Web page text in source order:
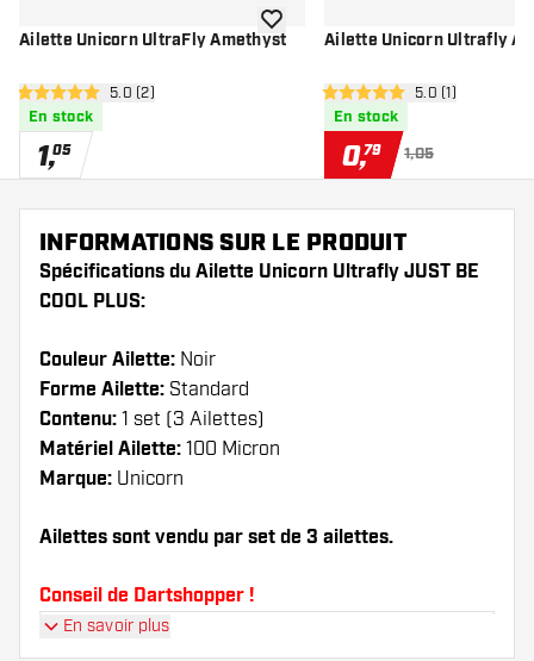
Ailette Unicorn UltraFly Amethyst
ouvrir le panneau des avis
5 étoiles de notation
5.0 (2)
En stock
1,05
ajouter à la liste de souhaits
Ailette Unicorn Ultrafly
ouvrir le
5 étoiles de notation
5.0 (1)
En stock
0,79 1,05
INFORMATIONS SUR LE PRODUIT
Spécifications du Ailette Unicorn Ultrafly JUST BE
COOL PLUS:
Couleur Ailette: Noir
Forme Ailette: Standard
Contenu: 1 set (3 Ailettes)
Matériel Ailette: 100 Micron
Marque: Unicorn
Ailettes sont vendu par set de 3 ailettes.
Conseil de Dartshopper !
En savoir plus